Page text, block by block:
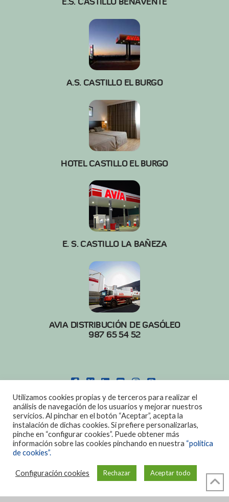
A.S. CASTILLO EL BURGO
HOTEL CASTILLO EL BURGO
E. S. CASTILLO LA BAÑEZA
AVIA DISTRIBUCIÓN DE GASÓLEO
987 65 54 52
POLITICA DE COOKIES|AVISO LEGAL
DISEÑO: DIAN SISTEMAS
Utilizamos cookies propias y de terceros para realizar el
análisis de navegación de los usuarios y mejorar nuestros
servicios. Al pinchar en el botón “Aceptar”, acepta la
instalación de dichas cookies. Si prefiere personalizarlas,
pinche en “configurar cookies”. Puede obtener más
información sobre las cookies pinchando en nuestra “política
de cookies”.
Configuración cookies Rechazar Aceptar todo